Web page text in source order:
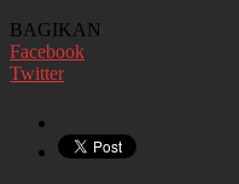
BAGIKAN
Facebook
Twitter